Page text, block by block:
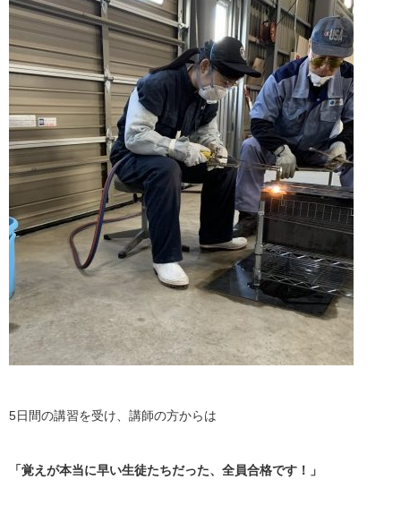
5日間の講習を受け、講師の方からは
「覚えが本当に早い生徒たちだった、全員合格です！」